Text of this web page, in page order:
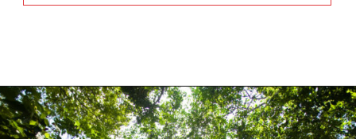
Opening https://xtravel.com.br/roteiro-viagem-personalizado/